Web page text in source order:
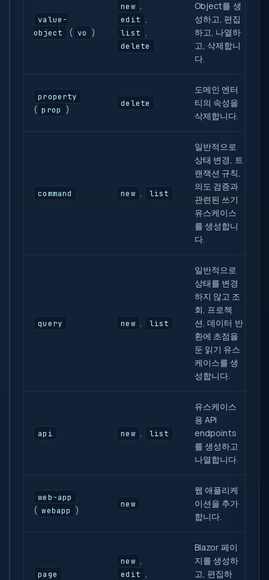
value-
object
( vo )
new
edit
list
delete
Object를 생
성하고, 편집
하고, 나열하
고, 삭제합니
다.
property
( prop )
delete
도메인 엔터
티의 속성을
삭제합니다.
command new list
일반적으로
상태 변경, 트
랜잭션 규칙,
의도 검증과
관련된 쓰기
유스케이스
를 생성합니
다.
query new list
일반적으로
상태를 변경
하지 않고 조
회, 프로젝
션, 데이터 반
환에 초점을
둔 읽기 유스
케이스를 생
성합니다.
api new list
유스케이스
용 API
endpoints
를 생성하고
나열합니다.
web-app
( webapp )
new
웹 애플리케
이션을 추가
합니다.
page
new
edit
Blazor 페이
지를 생성하
고, 편집하